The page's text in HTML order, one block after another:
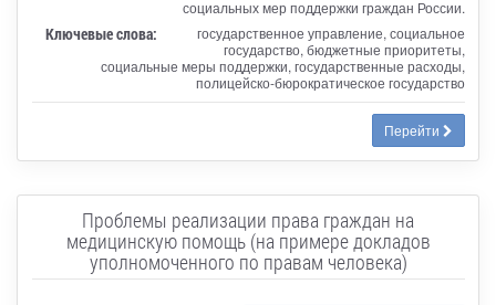
социальных мер поддержки граждан России.
Ключевые слова:
государственное управление, социальное
государство, бюджетные приоритеты,
социальные меры поддержки, государственные расходы,
полицейско-бюрократическое государство
Перейти
Проблемы реализации права граждан на
медицинскую помощь (на примере докладов
уполномоченного по правам человека)